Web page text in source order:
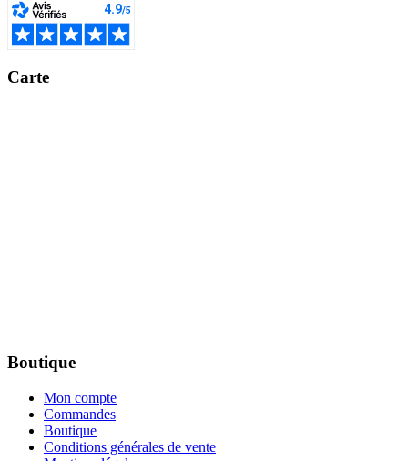
Carte
Boutique
Mon compte
Commandes
Boutique
Conditions générales de vente